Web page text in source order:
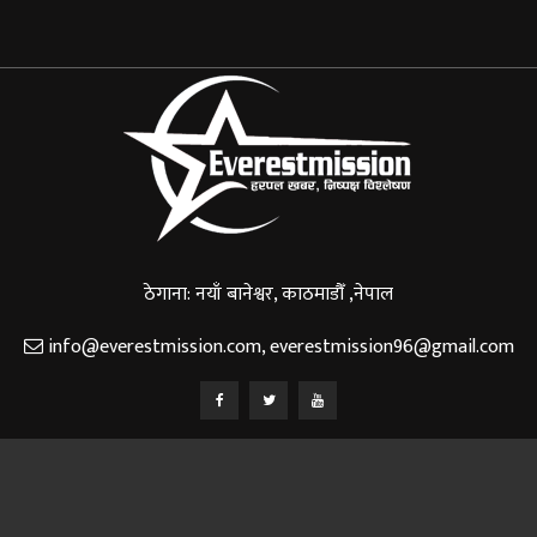
ठेगाना: नयाँ बानेश्वर, काठमाडौँ ,नेपाल
info@everestmission.com,everestmission96@gmail.com